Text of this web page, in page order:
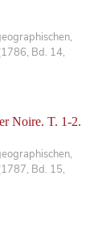
Bd. 14,
Noire. T. 1-2.
Bd. 15,